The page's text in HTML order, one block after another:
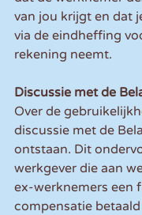
van jou krijgt en dat
via de eindheffing
rekening neemt.
Discussie met de
Over de
discussie met de
ontstaan. Dit
werkgever die aan
ex-werknemers een
compensatie